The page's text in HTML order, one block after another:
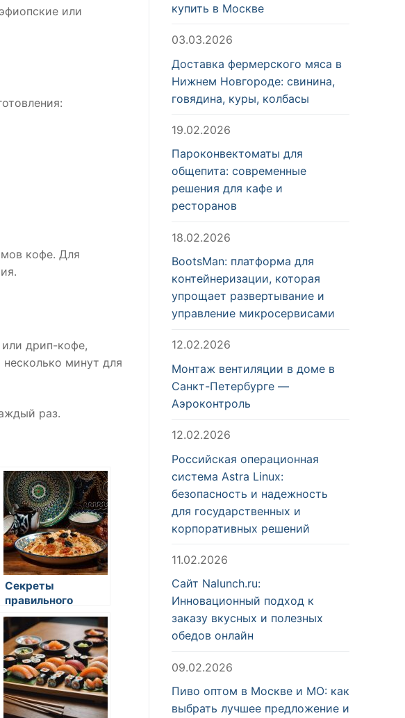
или
кофе. Для
дрип-кофе,
минут для
раз.
Секреты
правильного
заваривания чая
купить в Москве
03.03.2026
Доставка фермерского мяса в
Нижнем Новгороде: свинина,
говядина, куры, колбасы
19.02.2026
Пароконвектоматы для
общепита: современные
решения для кафе и
ресторанов
18.02.2026
BootsMan: платформа для
контейнеризации, которая
упрощает развертывание и
управление микросервисами
12.02.2026
Монтаж вентиляции в доме в
Санкт-Петербурге —
Аэроконтроль
12.02.2026
Российская операционная
система Astra Linux:
безопасность и надежность
для государственных и
корпоративных решений
11.02.2026
Сайт Nalunch.ru:
Инновационный подход к
заказу вкусных и полезных
обедов онлайн
09.02.2026
Пиво оптом в Москве и МО: как
выбрать лучшее предложение и